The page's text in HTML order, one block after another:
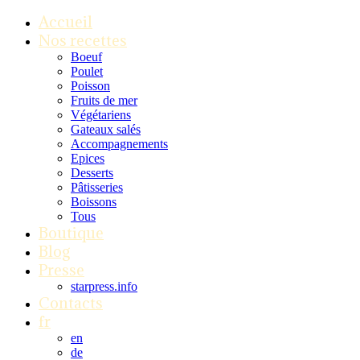
Accueil
Nos recettes
Boeuf
Poulet
Poisson
Fruits de mer
Végétariens
Gateaux salés
Accompagnements
Epices
Desserts
Pâtisseries
Boissons
Tous
Boutique
Blog
Presse
starpress.info
Contacts
fr
en
de